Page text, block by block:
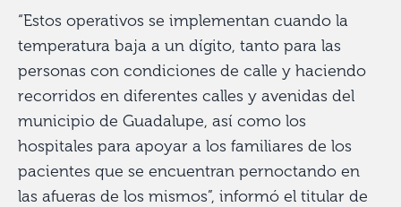
“Estos operativos se implementan cuando la
temperatura baja a un dígito, tanto para las
personas con condiciones de calle y haciendo
recorridos en diferentes calles y avenidas del
municipio de Guadalupe, así como los
hospitales para apoyar a los familiares de los
pacientes que se encuentran pernoctando en
las afueras de los mismos”, informó el titular de